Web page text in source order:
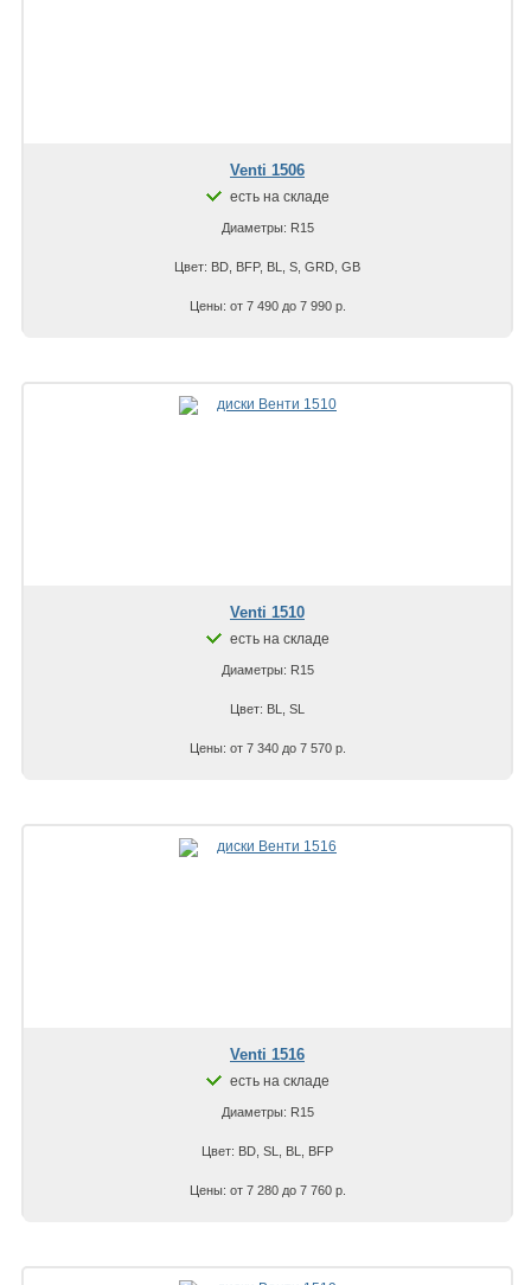
Venti 1506
есть на складе
Диаметры: R15
Цвет: BD, BFP, BL, S, GRD, GB
Цены: от 7 490 до 7 990 р.
Venti 1510
есть на складе
Диаметры: R15
Цвет: BL, SL
Цены: от 7 340 до 7 570 р.
Venti 1516
есть на складе
Диаметры: R15
Цвет: BD, SL, BL, BFP
Цены: от 7 280 до 7 760 р.